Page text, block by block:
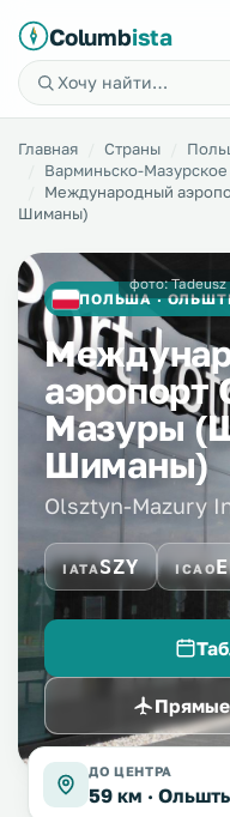
Columbista
Главная Страны
Варминьско-Мазурское
Международный
Шиманы)
ПОЛЬША ·
Мазуры
Шиманы)
Olsztyn-Mazury
IATASZY ICAO
фото:
ДО ЦЕНТРА
59 км ·